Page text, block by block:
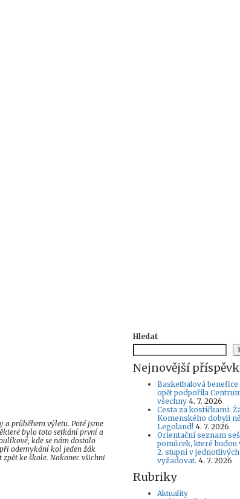
průběhem výletu. Poté jsme
bylo toto setkání první a
kde se nám dostalo
odemykání kol jeden žák
ke škole. Nakonec všichni
Hledat
Nejnovější
Basketbalová
opět podpořila
všechny 4. 7. 2026
Cesta za kostičkami:
Komenského dobyli
Legoland! 4. 7. 2026
Orientační seznam
pomůcek, které budou
2. stupni v
vyžadovat. 4. 7. 2026
Rubriky
Aktuality